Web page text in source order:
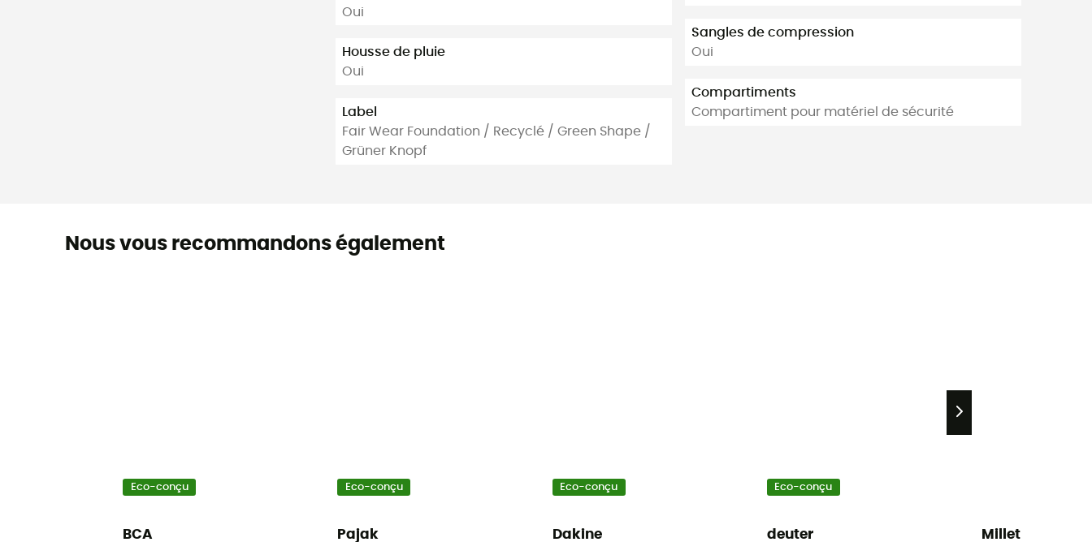
Oui
Housse de pluie
Oui
Label
Fair Wear Foundation / Recyclé / Green Shape /
Grüner Knopf
Sangles de compression
Oui
Compartiments
Compartiment pour matériel de sécurité
Nous vous recommandons également
Eco-conçu
BCA
Eco-conçu
Pajak
Eco-conçu
Dakine
Eco-conçu
deuter Millet